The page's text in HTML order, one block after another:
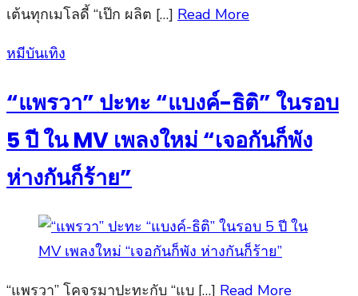
เต้นทุกเมโลดี้ “เป๊ก ผลิต […] Read More
Posted
หมีบันเทิง
“แพรวา” ปะทะ “แบงค์-ธิติ” ในรอบ
5 ปี ใน MV เพลงใหม่ “เจอกันก็พัง
ห่างกันก็ร้าย”
“แพรวา” โคจรมาปะทะกับ “แบ […] Read More